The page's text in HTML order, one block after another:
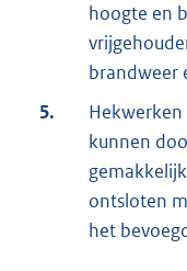
hoogte en
brandweer
5.
kunnen
ontsloten
het